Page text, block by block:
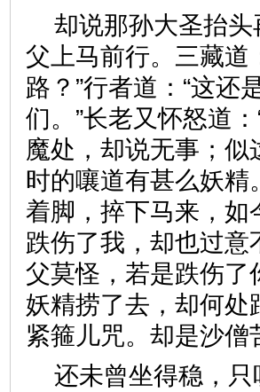
却说那孙大圣抬
父上马前行。三藏道
路？”行者道：“这还
们。”长老又怀怒道
魔处，却说无事；
时的嚷道有甚么妖
着脚，捽下马来，如
跌伤了我，却也过
父莫怪，若是跌伤了
妖精捞了去，却何处
紧箍儿咒。却是沙
还未曾坐得稳，只